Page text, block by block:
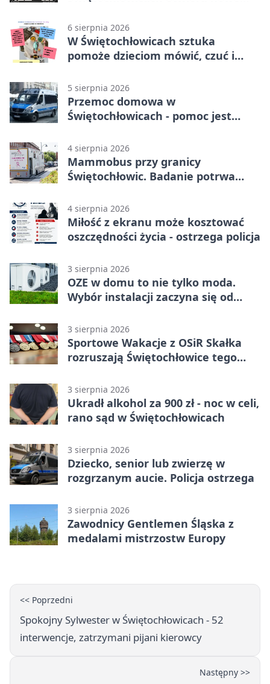
6 sierpnia 2026
W Świętochłowicach sztuka
pomoże dzieciom mówić, czuć i
5 sierpnia 2026
Przemoc domowa w
Świętochłowicach - pomoc jest
4 sierpnia 2026
Mammobus przy granicy
Świętochłowic. Badanie potrwa
4 sierpnia 2026
Miłość z ekranu może kosztować
oszczędności życia - ostrzega policja
3 sierpnia 2026
OZE w domu to nie tylko moda.
Wybór instalacji zaczyna się od
3 sierpnia 2026
Sportowe Wakacje z OSiR Skałka
rozruszają Świętochłowice tego
3 sierpnia 2026
Ukradł alkohol za 900 zł - noc w celi,
rano sąd w Świętochłowicach
3 sierpnia 2026
Dziecko, senior lub zwierzę w
rozgrzanym aucie. Policja ostrzega
3 sierpnia 2026
Zawodnicy Gentlemen Śląska z
medalami mistrzostw Europy
<< Poprzedni
Spokojny Sylwester w Świętochłowicach - 52
interwencje, zatrzymani pijani kierowcy
Następny >>